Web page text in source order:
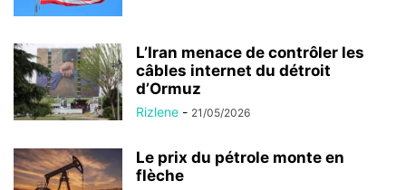
L’Iran menace de contrôler les
câbles internet du détroit
d’Ormuz
Rizlene - 21/05/2026
Le prix du pétrole monte en
flèche